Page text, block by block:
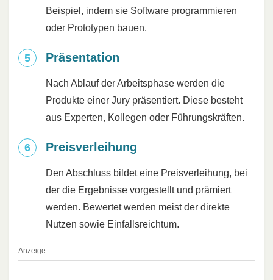
Beispiel, indem sie Software programmieren
oder Prototypen bauen.
Präsentation
Nach Ablauf der Arbeitsphase werden die
Produkte einer Jury präsentiert. Diese besteht
aus Experten, Kollegen oder Führungskräften.
Preisverleihung
Den Abschluss bildet eine Preisverleihung, bei
der die Ergebnisse vorgestellt und prämiert
werden. Bewertet werden meist der direkte
Nutzen sowie Einfallsreichtum.
Anzeige